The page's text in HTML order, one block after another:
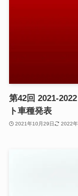
第42回 2021-
ト車種発表
2021年10月29日 2022